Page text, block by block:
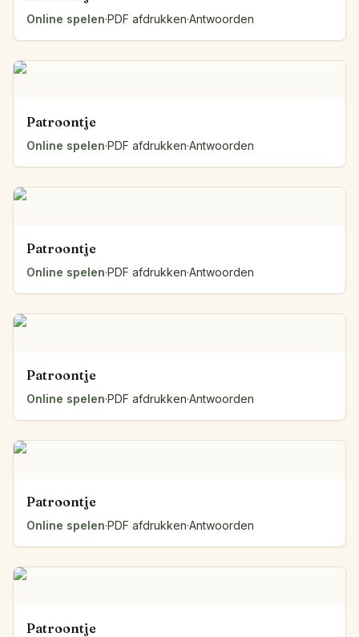
Online spelen·PDF afdrukken·Antwoorden
Patroontje
Online spelen·PDF afdrukken·Antwoorden
Patroontje
Online spelen·PDF afdrukken·Antwoorden
Patroontje
Online spelen·PDF afdrukken·Antwoorden
Patroontje
Online spelen·PDF afdrukken·Antwoorden
Patroontje